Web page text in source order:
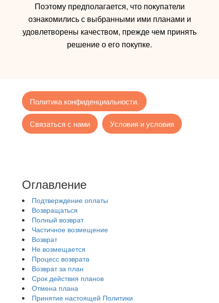
Поэтому предполагается, что покупатели
ознакомились с выбранными ими планами и
удовлетворены качеством, прежде чем принять
решение о его покупке.
Политика конфиденциальности.
Связаться с нами Условия и условия
Оглавление
Подтверждение оплаты
Возвращаться
Полный возврат
Частичное возмещение
Возврат
Не возмещается
Процесс возврата
Возврат за план
Срок действия планов
Отмена плана
Принятие настоящей Политики